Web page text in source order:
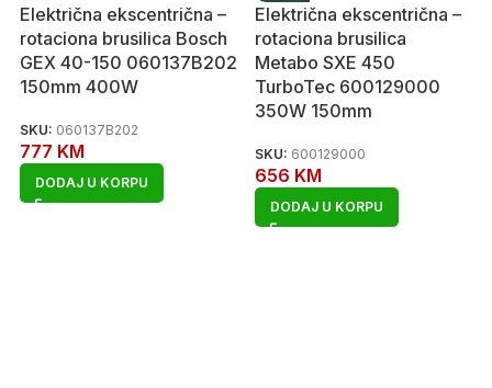
Električna ekscentrična –
rotaciona brusilica Bosch
GEX 40-150 060137B202
150mm 400W
SKU: 060137B202
777 KM
DODAJ U KORPU
Električna ekscentrična –
rotaciona brusilica
Metabo SXE 450
TurboTec 600129000
350W 150mm
SKU: 600129000
656 KM
DODAJ U KORPU